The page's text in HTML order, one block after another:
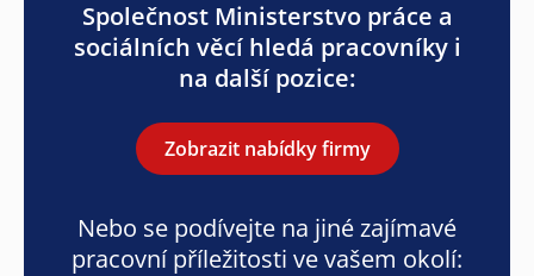
Společnost Ministerstvo práce a
sociálních věcí hledá pracovníky i
na další pozice:
Zobrazit nabídky firmy
Nebo se podívejte na jiné zajímavé
pracovní příležitosti ve vašem okolí: